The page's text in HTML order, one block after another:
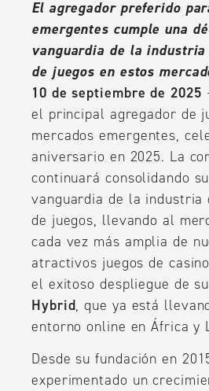
El agregador preferido
emergentes cumple una
vanguardia de la
de juegos en estos
10 de septiembre de 2025
el principal agregador de
mercados emergentes,
aniversario en 2025. La
continuará consolidando
vanguardia de la industria
de juegos, llevando al
cada vez más amplia de
atractivos juegos de
el exitoso despliegue de
Hybrid, que ya está
entorno online en África y
Desde su fundación en
experimentado un